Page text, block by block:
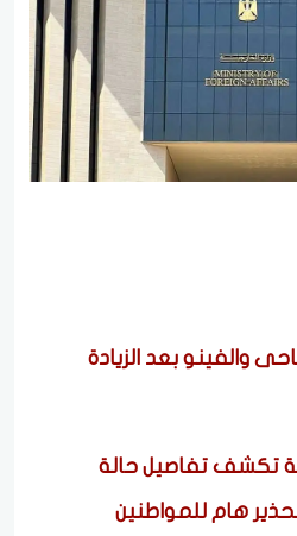
والفينو بعد الزيادة
تكشف تفاصيل حالة
هام للمواطنين